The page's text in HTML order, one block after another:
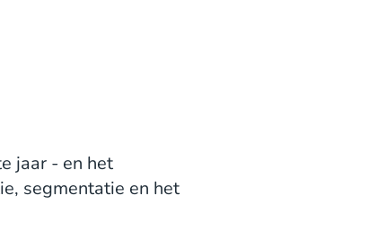
jaar - en het
segmentatie en het